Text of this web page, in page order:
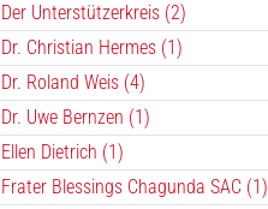
Der Unterstützerkreis (2)
Dr. Christian Hermes (1)
Dr. Roland Weis (4)
Dr. Uwe Bernzen (1)
Ellen Dietrich (1)
Frater Blessings Chagunda SAC (1)